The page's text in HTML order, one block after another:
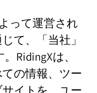
って運営され
て、「当社」
RidingXは、
の情報、ツー